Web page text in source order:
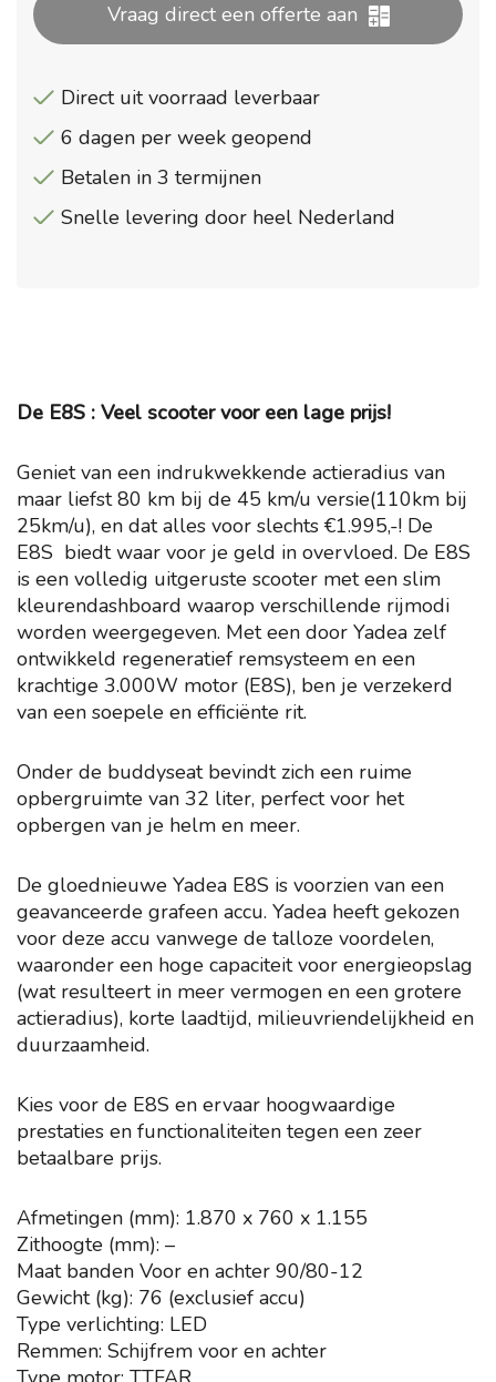
Vraag direct een offerte aan
Direct uit voorraad leverbaar
6 dagen per week geopend
Betalen in 3 termijnen
Snelle levering door heel Nederland
De E8S : Veel scooter voor een lage prijs!
Geniet van een indrukwekkende actieradius van
maar liefst 80 km bij de 45 km/u versie(110km bij
25km/u), en dat alles voor slechts €1.995,-! De
E8S biedt waar voor je geld in overvloed. De E8S
is een volledig uitgeruste scooter met een slim
kleurendashboard waarop verschillende rijmodi
worden weergegeven. Met een door Yadea zelf
ontwikkeld regeneratief remsysteem en een
krachtige 3.000W motor (E8S), ben je verzekerd
van een soepele en efficiënte rit.
Onder de buddyseat bevindt zich een ruime
opbergruimte van 32 liter, perfect voor het
opbergen van je helm en meer.
De gloednieuwe Yadea E8S is voorzien van een
geavanceerde grafeen accu. Yadea heeft gekozen
voor deze accu vanwege de talloze voordelen,
waaronder een hoge capaciteit voor energieopslag
(wat resulteert in meer vermogen en een grotere
actieradius), korte laadtijd, milieuvriendelijkheid en
duurzaamheid.
Kies voor de E8S en ervaar hoogwaardige
prestaties en functionaliteiten tegen een zeer
betaalbare prijs.
Afmetingen (mm): 1.870 x 760 x 1.155
Zithoogte (mm): –
Maat banden Voor en achter 90/80-12
Gewicht (kg): 76 (exclusief accu)
Type verlichting: LED
Remmen: Schijfrem voor en achter